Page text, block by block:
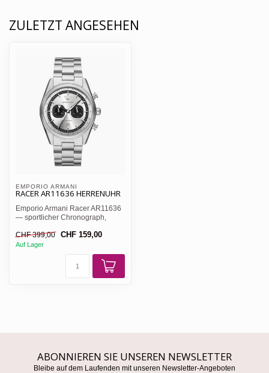
ZULETZT ANGESEHEN
EMPORIO ARMANI
RACER AR11636 HERRENUHR
Emporio Armani Racer AR11636
— sportlicher Chronograph,
CHF 399,00
CHF 159,00
Auf Lager
ABONNIEREN SIE UNSEREN NEWSLETTER
Bleibe auf dem Laufenden mit unseren Newsletter-Angeboten